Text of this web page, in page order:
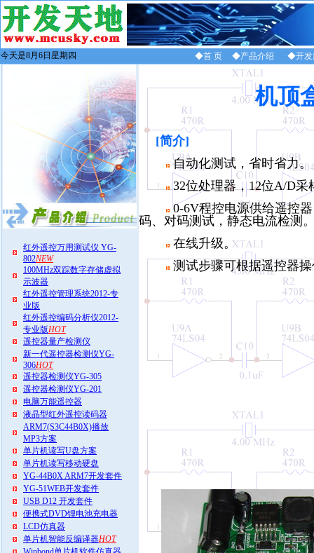
今天是8月6日星期四 ◆首 页 ◆产品介绍 ◆开发
红外遥控万用测试仪 YG-
802NEW
100MHz双踪数字存储虚拟
示波器
红外遥控管理系统2012-专
业版
红外遥控编码分析仪2012-
专业版HOT
遥控器量产检测仪
新一代遥控器检测仪YG-
306HOT
遥控器检测仪YG-305
遥控器检测仪YG-201
电脑万能遥控器
液晶型红外遥控读码器
ARM7(S3C44B0X)播放
MP3方案
单片机读写U盘方案
单片机读写移动硬盘
YG-44B0X ARM7开发套件
YG-51WEB开发套件
USB D12 开发套件
便携式DVD锂电池充电器
LCD仿真器
单片机智能反编译器HOT
机顶
[简介]
自动化测试，省时省力。
32位处理器，12位A/D采
0-6V程控电源供给遥控
码、对码测试，静态电流检测
在线升级。
测试步骤可根据遥控器